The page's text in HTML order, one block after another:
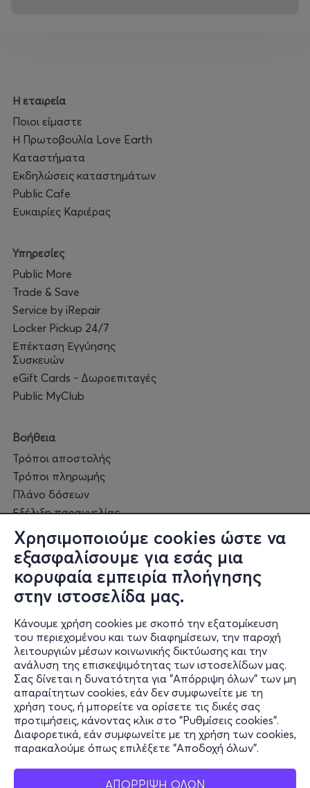
Χρησιμοποιούμε cookies ώστε να
εξασφαλίσουμε για εσάς μια
κορυφαία εμπειρία πλοήγησης
στην ιστοσελίδα μας.
Κάνουμε χρήση cookies με σκοπό την εξατομίκευση
του περιεχομένου και των διαφημίσεων, την παροχή
λειτουργιών μέσων κοινωνικής δικτύωσης και την
ανάλυση της επισκεψιμότητας των ιστοσελίδων μας.
Σας δίνεται η δυνατότητα για "Απόρριψη όλων" των μη
απαραίτητων cookies, εάν δεν συμφωνείτε με τη
χρήση τους, ή μπορείτε να ορίσετε τις δικές σας
προτιμήσεις, κάνοντας κλικ στο "Ρυθμίσεις cookies".
Διαφορετικά, εάν συμφωνείτε με τη χρήση των cookies,
παρακαλούμε όπως επιλέξετε "Αποδοχή όλων".
ΑΠΟΡΡΙΨΗ ΟΛΩΝ
Η εταιρεία
Ποιοι είμαστε
Η Πρωτοβουλία Love Earth
Καταστήματα
Εκδηλώσεις καταστημάτων
Public Cafe
Ευκαιρίες Καριέρας
Υπηρεσίες
Public More
Trade & Save
Service by iRepair
Locker Pickup 24/7
Επέκταση Εγγύησης
Συσκευών
eGift Cards - Δωροεπιταγές
Public MyClub
Βοήθεια
Τρόποι αποστολής
Τρόποι πληρωμής
Πλάνο δόσεων
Εξέλιξη παραγγελίας
Πορεία επισκευής
Συχνές ερωτήσεις και
επικοινωνία
Ο online κόσμος μας
Public GR
Public CY
Publicbusiness.gr
Public + home
Book Friends
Public Blog
Η Spotify Λίστα μας